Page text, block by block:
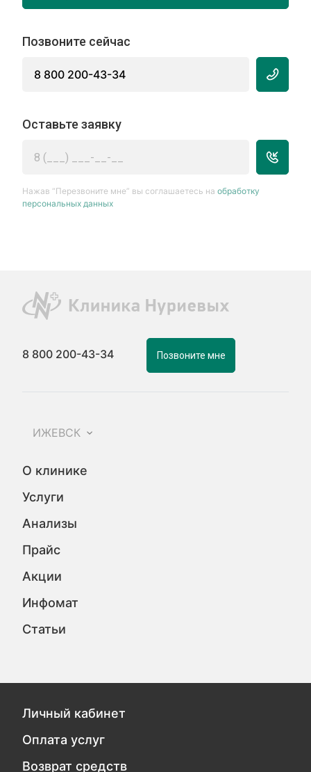
Позвоните сейчас
8 800 200-43-34
Оставьте заявку
Нажав “Перезвоните мне” вы соглашаетесь наобработку
персональных данных
8 800 200-43-34 Позвоните мне
ИЖЕВСК
О клинике
Услуги
Анализы
Прайс
Акции
Инфомат
Статьи
Личный кабинет
Оплата услуг
Возврат средств